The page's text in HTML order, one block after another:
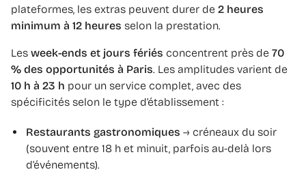
plateformes, les extras peuvent durer de 2 heures
minimum à 12 heures selon la prestation.
Les week-ends et jours fériés concentrent près de 70
% des opportunités à Paris. Les amplitudes varient de
10 h à 23 h pour un service complet, avec des
spécificités selon le type d’établissement :
Restaurants gastronomiques → créneaux du soir
(souvent entre 18 h et minuit, parfois au-delà lors
d’événements).